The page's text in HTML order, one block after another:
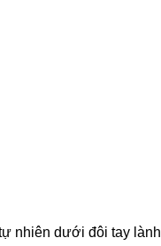
nhiên dưới đôi tay lành